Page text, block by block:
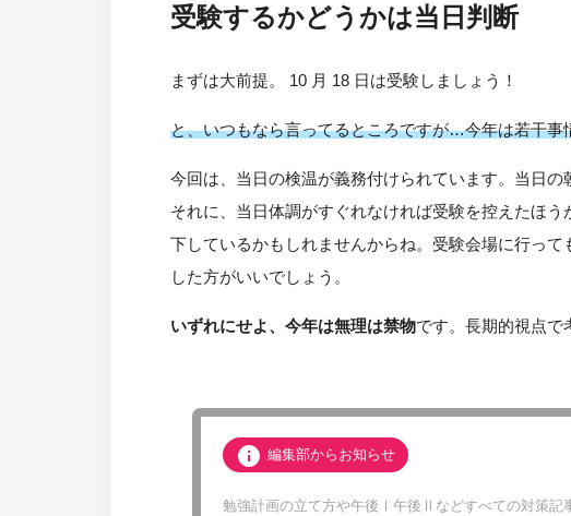
受験するかどうかは当日判断
まずは大前提。 10 月 18 日は受験しましょう！
と、いつもなら言ってるところですが…今年は若干事
今回は、当日の検温が義務付けられています。当日の
それに、当日体調がすぐれなければ受験を控えたほ
下しているかもしれませんからね。受験会場に行っ
した方がいいでしょう。
いずれにせよ、今年は無理は禁物です。長期的視点で
info 編集部からお知らせ
勉強計画の立て方や午後Ⅰ午後Ⅱなどすべての対策記